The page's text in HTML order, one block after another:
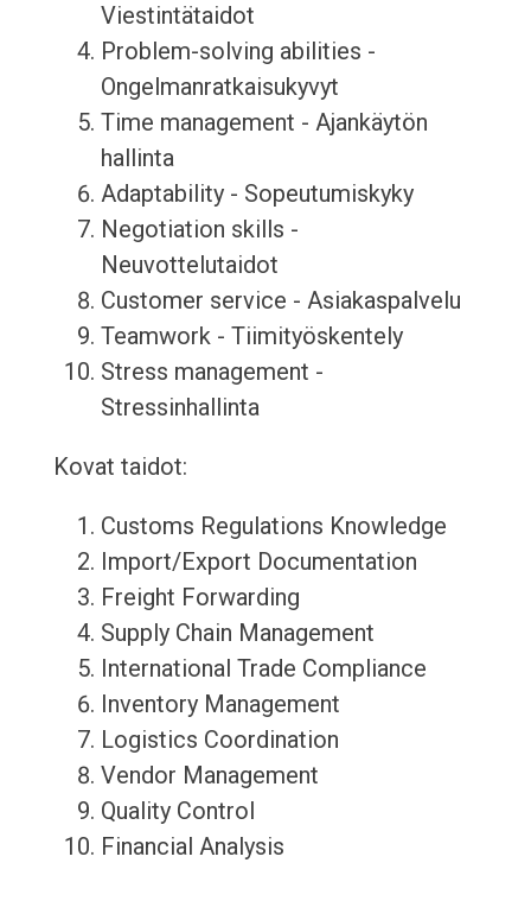
Viestintätaidot
Problem-solving abilities -
Ongelmanratkaisukyvyt
Time management - Ajankäytön
hallinta
Adaptability - Sopeutumiskyky
Negotiation skills -
Neuvottelutaidot
Customer service - Asiakaspalvelu
Teamwork - Tiimityöskentely
Stress management -
Stressinhallinta
Kovat taidot:
Customs Regulations Knowledge
Import/Export Documentation
Freight Forwarding
Supply Chain Management
International Trade Compliance
Inventory Management
Logistics Coordination
Vendor Management
Quality Control
Financial Analysis